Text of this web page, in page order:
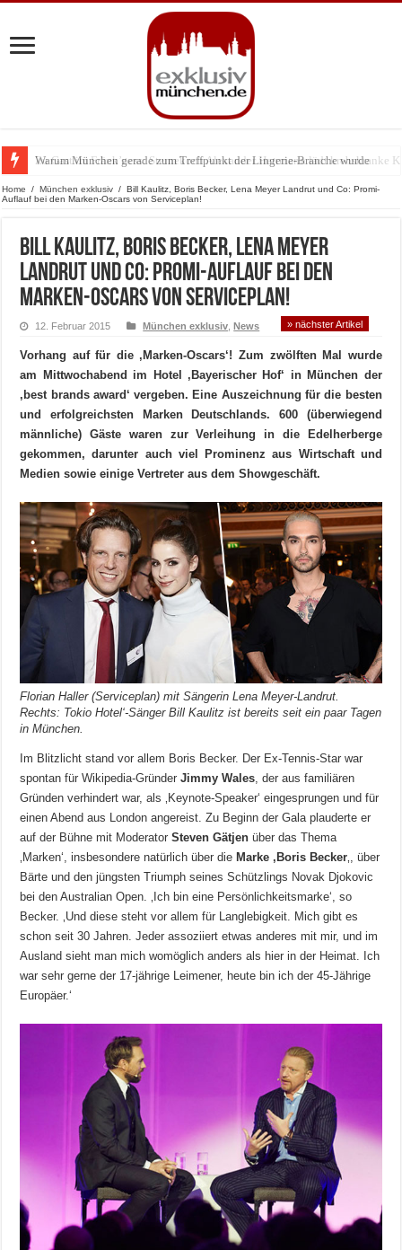
Warum München gerade zum Treffpunkt der Lingerie-Branche wurde
Home / München exklusiv / Bill Kaulitz, Boris Becker, Lena Meyer Landrut und Co: Promi-
Auflauf bei den Marken-Oscars von Serviceplan!
Bill Kaulitz, Boris Becker, Lena Meyer
Landrut und Co: Promi-Auflauf bei den
Marken-Oscars von Serviceplan!
12. Februar 2015 München exklusiv ,News » nächster Artikel
Vorhang auf für die ‚Marken-Oscars‘! Zum zwölften Mal wurde
am Mittwochabend im Hotel ‚Bayerischer Hof‘ in München der
‚best brands award‘ vergeben. Eine Auszeichnung für die besten
und erfolgreichsten Marken Deutschlands. 600 (überwiegend
männliche) Gäste waren zur Verleihung in die Edelherberge
gekommen, darunter auch viel Prominenz aus Wirtschaft und
Medien sowie einige Vertreter aus dem Showgeschäft.
Florian Haller (Serviceplan) mit Sängerin Lena Meyer-Landrut.
Rechts: Tokio Hotel‘-Sänger Bill Kaulitz ist bereits seit ein paar Tagen
in München.
Im Blitzlicht stand vor allem Boris Becker. Der Ex-Tennis-Star war
spontan für Wikipedia-GründerJimmy Wales, der aus familiären
Gründen verhindert war, als ‚Keynote-Speaker‘ eingesprungen und für
einen Abend aus London angereist. Zu Beginn der Gala plauderte er
auf der Bühne mit ModeratorSteven Gätjen über das Thema
‚Marken‘, insbesondere natürlich über die Marke ‚Boris Becker‚, über
Bärte und den jüngsten Triumph seines Schützlings Novak Djokovic
bei den Australian Open. ‚Ich bin eine Persönlichkeitsmarke‘, so
Becker. ‚Und diese steht vor allem für Langlebigkeit. Mich gibt es
schon seit 30 Jahren. Jeder assoziiert etwas anderes mit mir, und im
Ausland sieht man mich womöglich anders als hier in der Heimat. Ich
war sehr gerne der 17-jährige Leimener, heute bin ich der 45-Jährige
Europäer.‘